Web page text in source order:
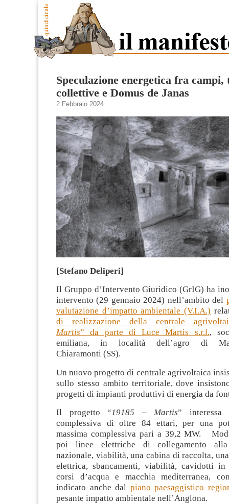
Speculazione energetica fra campi,
collettive e Domus de Janas
2 Febbraio 2024
[Stefano Deliperi]
Il Gruppo d’Intervento Giuridico (GrIG) ha
intervento (29 gennaio 2024) nell’ambito del
valutazione d’impatto ambientale (V.I.A.)
di realizzazione della centrale
Martis” da parte di Luce Martis s.r.l.,
emiliana, in località dell’agro di
Chiaramonti (SS).
Un nuovo progetto di centrale agrivoltaica
sullo stesso ambito territoriale, dove
progetti di impianti produttivi di energia da
Il progetto “19185 – Martis” interessa
complessiva di oltre 84 ettari, per una
massima complessiva pari a 39,2 MW.
poi linee elettriche di collegamento
nazionale, viabilità, una cabina di raccolta,
elettrica, sbancamenti, viabilità, cavidotti
corsi d’acqua e macchia mediterranea,
indicato anche dal piano paesaggistico
pesante impatto ambientale nell’Anglona.